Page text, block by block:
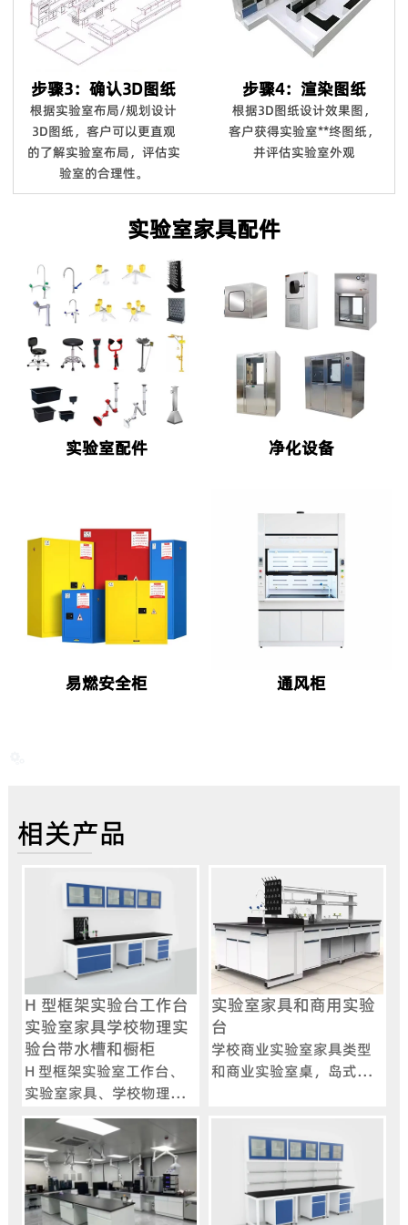
步骤3：确认3D图纸
根据实验室布局/规划设计
3D图纸，客户可以更直观
的了解实验室布局，评估实
验室的合理性。
步骤4：渲染图纸
根据3D图纸设计效果图，
客户获得实验室**终图纸，
并评估实验室外观
实验室家具配件
实验室配件 净化设备
易燃安全柜 通风柜
相关产品
H 型框架实验台工作台
实验室家具学校物理实
验台带水槽和橱柜
H 型框架实验室工作台、
实验室家具、学校物理实
验室桌，带水槽和橱柜，
了解我们耐用的 H 型框架
模块化实验室工作台，非
常适合学校物理实验室。
这些工作台采用实心钢框
实验室家具和商用实验
台
学校商业实验室家具类型
和商业实验室桌，岛式实